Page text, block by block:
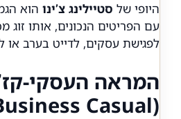
היופי של סטיילינג צ’ינו הוא
עם הפריטים הנכונים, אותו זוג
לפגישת עסקים, לדייט בערב או
המראה העסקי-
(Business Casual)